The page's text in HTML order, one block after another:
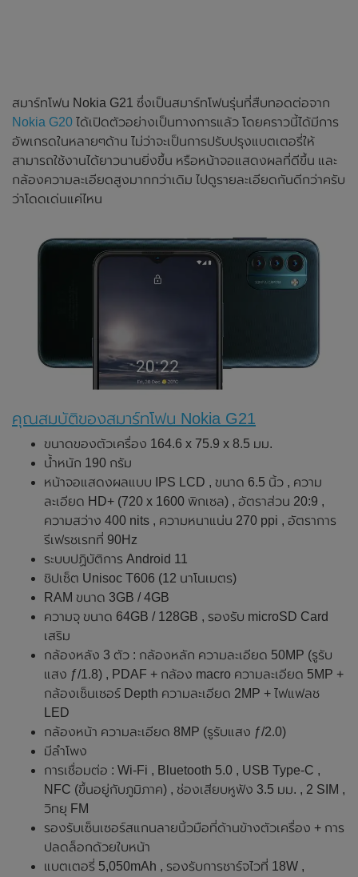
สมาร์ทโฟน Nokia G21 ซึ่งเป็นสมาร์ทโฟนรุ่นที่สืบทอดต่อจาก
Nokia G20 ได้เปิดตัวอย่างเป็นทางการแล้ว โดยคราวนี้ได้มีการ
อัพเกรดในหลายๆด้าน ไม่ว่าจะเป็นการปรับปรุงแบตเตอรี่ให้
สามารถใช้งานได้ยาวนานยิ่งขึ้น หรือหน้าจอแสดงผลที่ดีขึ้น และ
กล้องความละเอียดสูงมากกว่าเดิม ไปดูรายละเอียดกันดีกว่าครับ
ว่าโดดเด่นแค่ไหน
คุณสมบัติของสมาร์ทโฟน Nokia G21
ขนาดของตัวเครื่อง 164.6 x 75.9 x 8.5 มม.
น้ำหนัก 190 กรัม
หน้าจอแสดงผลแบบ IPS LCD , ขนาด 6.5 นิ้ว , ความ
ละเอียด HD+ (720 x 1600 พิกเซล) , อัตราส่วน 20:9 ,
ความสว่าง 400 nits , ความหนาแน่น 270 ppi , อัตราการ
รีเฟรชเรทที่ 90Hz
ระบบปฏิบัติการ Android 11
ชิปเซ็ต Unisoc T606 (12 นาโนเมตร)
RAM ขนาด 3GB / 4GB
ความจุ ขนาด 64GB / 128GB , รองรับ microSD Card
เสริม
กล้องหลัง 3 ตัว : กล้องหลัก ความละเอียด 50MP (รูรับ
แสง ƒ/1.8) , PDAF + กล้อง macro ความละเอียด 5MP +
กล้องเซ็นเซอร์ Depth ความละเอียด 2MP + ไฟแฟลช
LED
กล้องหน้า ความละเอียด 8MP (รูรับแสง ƒ/2.0)
มีลำโพง
การเชื่อมต่อ : Wi-Fi , Bluetooth 5.0 , USB Type-C ,
NFC (ขึ้นอยู่กับภูมิภาค) , ช่องเสียบหูฟัง 3.5 มม. , 2 SIM ,
วิทยุ FM
รองรับเซ็นเซอร์สแกนลายนิ้วมือที่ด้านข้างตัวเครื่อง + การ
ปลดล็อกด้วยใบหน้า
แบตเตอรี่ 5,050mAh , รองรับการชาร์จไวที่ 18W ,